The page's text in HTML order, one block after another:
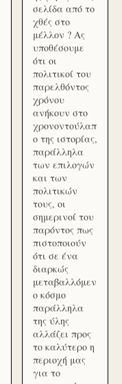
σελίδα από το
χθές στο
μέλλον ? Ας
υποθέσουμε
ότι οι
πολιτικοί του
παρελθόντος
χρόνου
ανήκουν στο
χρονοντούλαπ
ο της ιστορίας,
παράλληλα
των επιλογών
και των
πολιτικών
τους, οι
σημερινοί του
παρόντος πως
πιστοποιούν
ότι σε ένα
διαρκώς
μεταβαλλόμεν
ο κόσμο
παράλληλα
της ύλης
αλλάζει προς
το καλύτερο η
περιοχή μας
για το